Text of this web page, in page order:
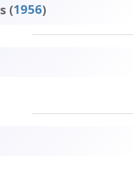
(1956)